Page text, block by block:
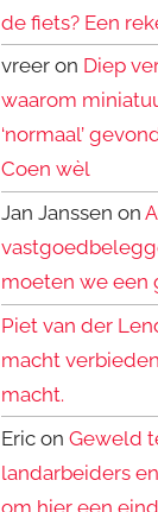
de fiets? Een
vreer on Diep
waarom
‘normaal’
Coen wèl
Jan Janssen on
moeten we een
Piet van der
macht
macht.
Eric onGeweld
landarbeiders
om hier een